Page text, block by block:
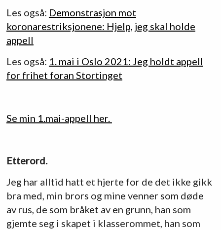
Les også: Demonstrasjon mot
koronarestriksjonene: Hjelp, jeg skal holde
appell
Les også: 1. mai i Oslo 2021: Jeg holdt appell
for frihet foran Stortinget
Se min 1.mai-appell her.
Etterord.
Jeg har alltid hatt et hjerte for de det ikke gikk
bra med, min brors og mine venner som døde
av rus, de som bråket av en grunn, han som
gjemte seg i skapet i klasserommet, han som